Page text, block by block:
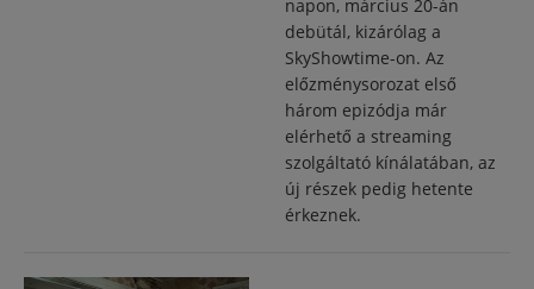
napon, március 20-án
debütál, kizárólag a
SkyShowtime-on. Az
előzménysorozat első
három epizódja már
elérhető a streaming
szolgáltató kínálatában, az
új részek pedig hetente
érkeznek.